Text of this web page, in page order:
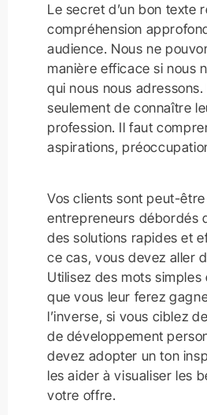
Le secret d’un bon texte
compréhension
audience. Nous ne
manière efficace si nous
qui nous nous adressons.
seulement de connaître
profession. Il faut
aspirations,
Vos clients sont peut-
entrepreneurs débordés
des solutions rapides et
ce cas, vous devez aller
Utilisez des mots
que vous leur ferez
l’inverse, si vous ciblez
de développement
devez adopter un ton
les aider à visualiser les
votre offre.